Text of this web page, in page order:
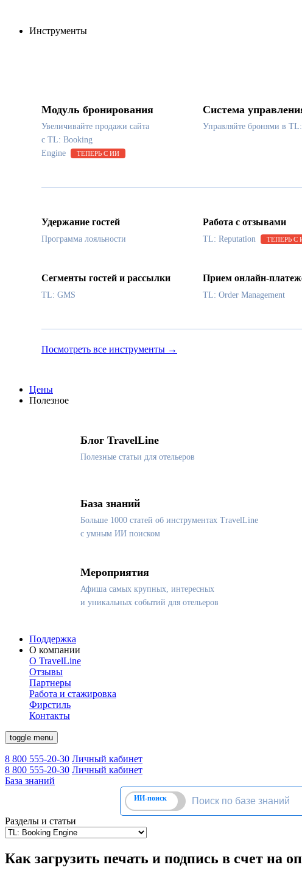
Инструменты
Модуль бронирования
Увеличивайте продажи сайта
с TL: Booking
Engine
ТЕПЕРЬ С ИИ
Система
Управляйте бронями в
Удержание гостей
Программа лояльности
Работа с отзывами
TL: Reputation ТЕПЕРЬ С
Сегменты гостей и рассылки
TL: GMS
Прием онлайн-
TL: Order Management
Посмотреть все инструменты →
Цены
Полезное
Блог TravelLine
Полезные статьи для отельеров
База знаний
Больше 1000 статей об инструментах TravelLine
с умным ИИ поиском
Мероприятия
Афиша самых крупных, интересных
и уникальных событий для отельеров
Поддержка
О компании
О TravelLine
Отзывы
Партнеры
Работа и стажировка
Фирстиль
Контакты
toggle menu
8 800 555-20-30 Личный кабинет
8 800 555-20-30 Личный кабинет
База знаний
Разделы и статьи
Как загрузить печать и подпись в счет на